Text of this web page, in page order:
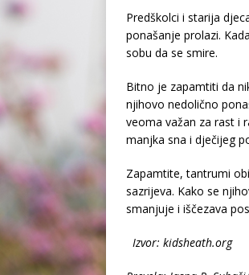
Predškolci i starija
ponašanje prolazi.
sobu da se smire.
Bitno je zapamtiti da
njihovo nedolično
veoma važan za rast i
manjka sna i dječijeg
Zapamtite, tantrumi
sazrijeva. Kako se
smanjuje i iščezava
Izvor: kidsheath.org